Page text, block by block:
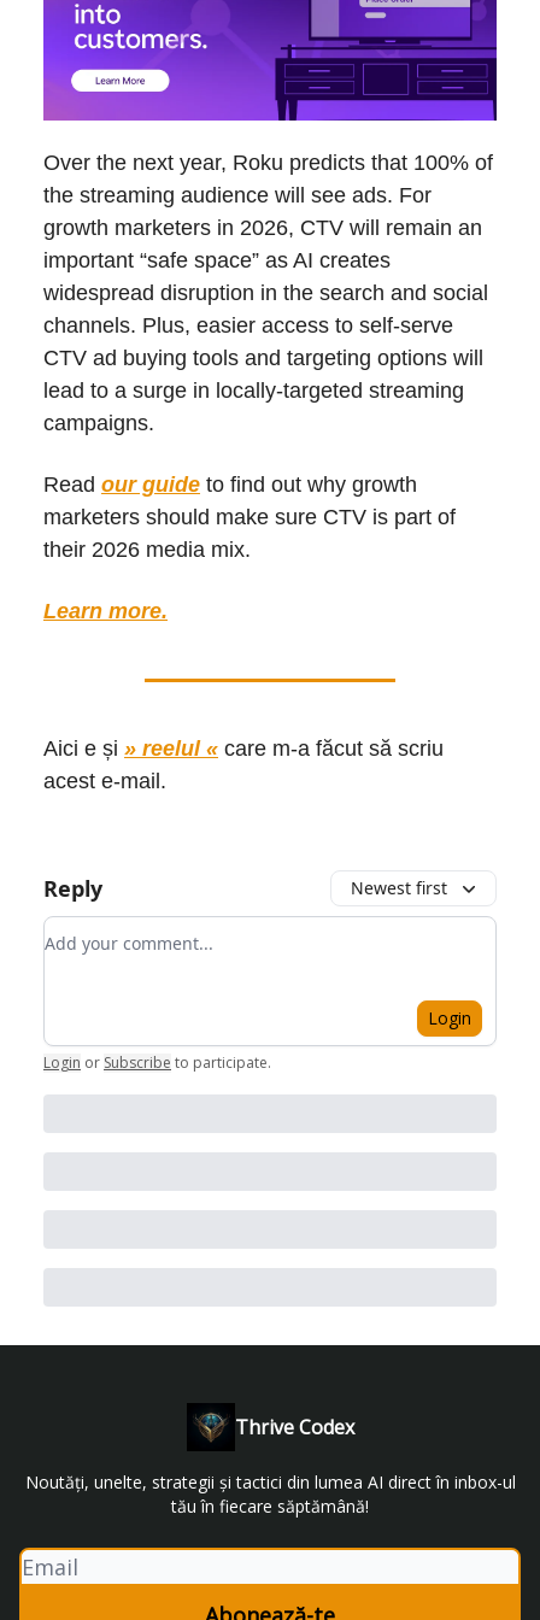
Over the next year, Roku predicts that 100% of
the streaming audience will see ads. For
growth marketers in 2026, CTV will remain an
important “safe space” as AI creates
widespread disruption in the search and social
channels. Plus, easier access to self-serve
CTV ad buying tools and targeting options will
lead to a surge in locally-targeted streaming
campaigns.
Read our guide to find out why growth
marketers should make sure CTV is part of
their 2026 media mix.
Learn more.
Aici e și » reelul « care m-a făcut să scriu
acest e-mail.
Reply Newest first
Add your comment
Login
Login or Subscribe to participate.
Thrive Codex
Noutăți, unelte, strategii și tactici din lumea AI direct în inbox-ul
tău în fiecare săptămână!